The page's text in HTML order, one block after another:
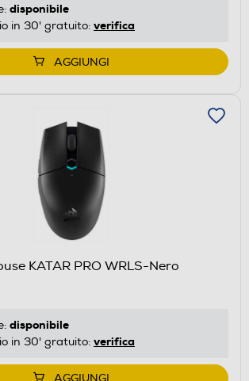
disponibile
in 30' gratuito: verifica
AGGIUNGI
KATAR PRO WRLS-Nero
disponibile
in 30' gratuito: verifica
AGGIUNGI